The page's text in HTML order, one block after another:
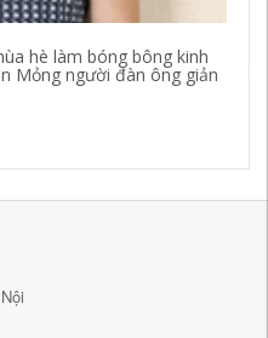
hè làm bóng bông kinh
Mỏng người đàn ông giản